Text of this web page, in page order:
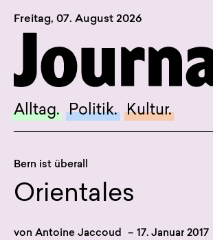
Freitag, 07. August 2026
Alltag. Politik. Kultur.
Sagt, was Bern bewegt
Alltag.
Politik.
Kultur.
Dossier.
Bern ist überall
Orientales
von Antoine Jaccoud – 17. Januar 2017